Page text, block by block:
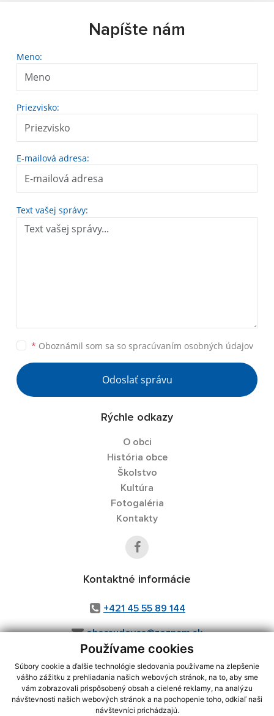
Používame cookies
Súbory cookie a ďalšie technológie sledovania používame na zlepšenie
vášho zážitku z prehliadania našich webových stránok, na to, aby sme
vám zobrazovali prispôsobený obsah a cielené reklamy, na analýzu
návštevnosti našich webových stránok a na pochopenie toho, odkiaľ naši
návštevníci prichádzajú.
Napíšte nám
Meno:
Priezvisko:
E-mailová adresa:
Text vašej správy:
* Oboznámil som sa so spracúvaním osobných údajov
Odoslať správu
Rýchle odkazy
O obci
História obce
Školstvo
Kultúra
Fotogaléria
Kontakty
Kontaktné informácie
+421 45 55 89 144
obecsudovce@zoznam.sk
využite možnosť získavania aktuálnych informácií s využitím RSS
CMS systém (redakčný) systém ECHELON 2,Mapa stránok,web portál
webex.digital, s.r.o.,domény,registrácia domény